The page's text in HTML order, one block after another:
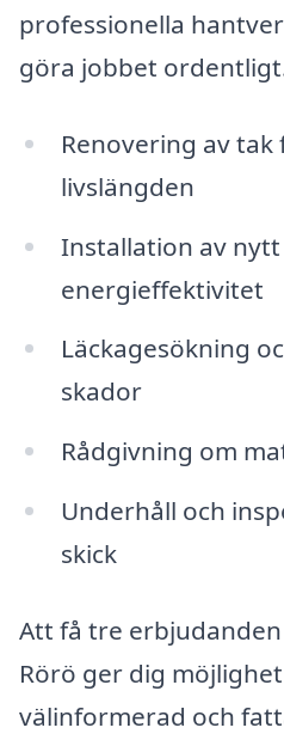
professionella
göra jobbet
Renovering av
livslängden
Installation av
energieffektivitet
Läckagesökning
skador
Rådgivning om
Underhåll och
skick
Att få tre
Rörö ger dig
välinformerad och